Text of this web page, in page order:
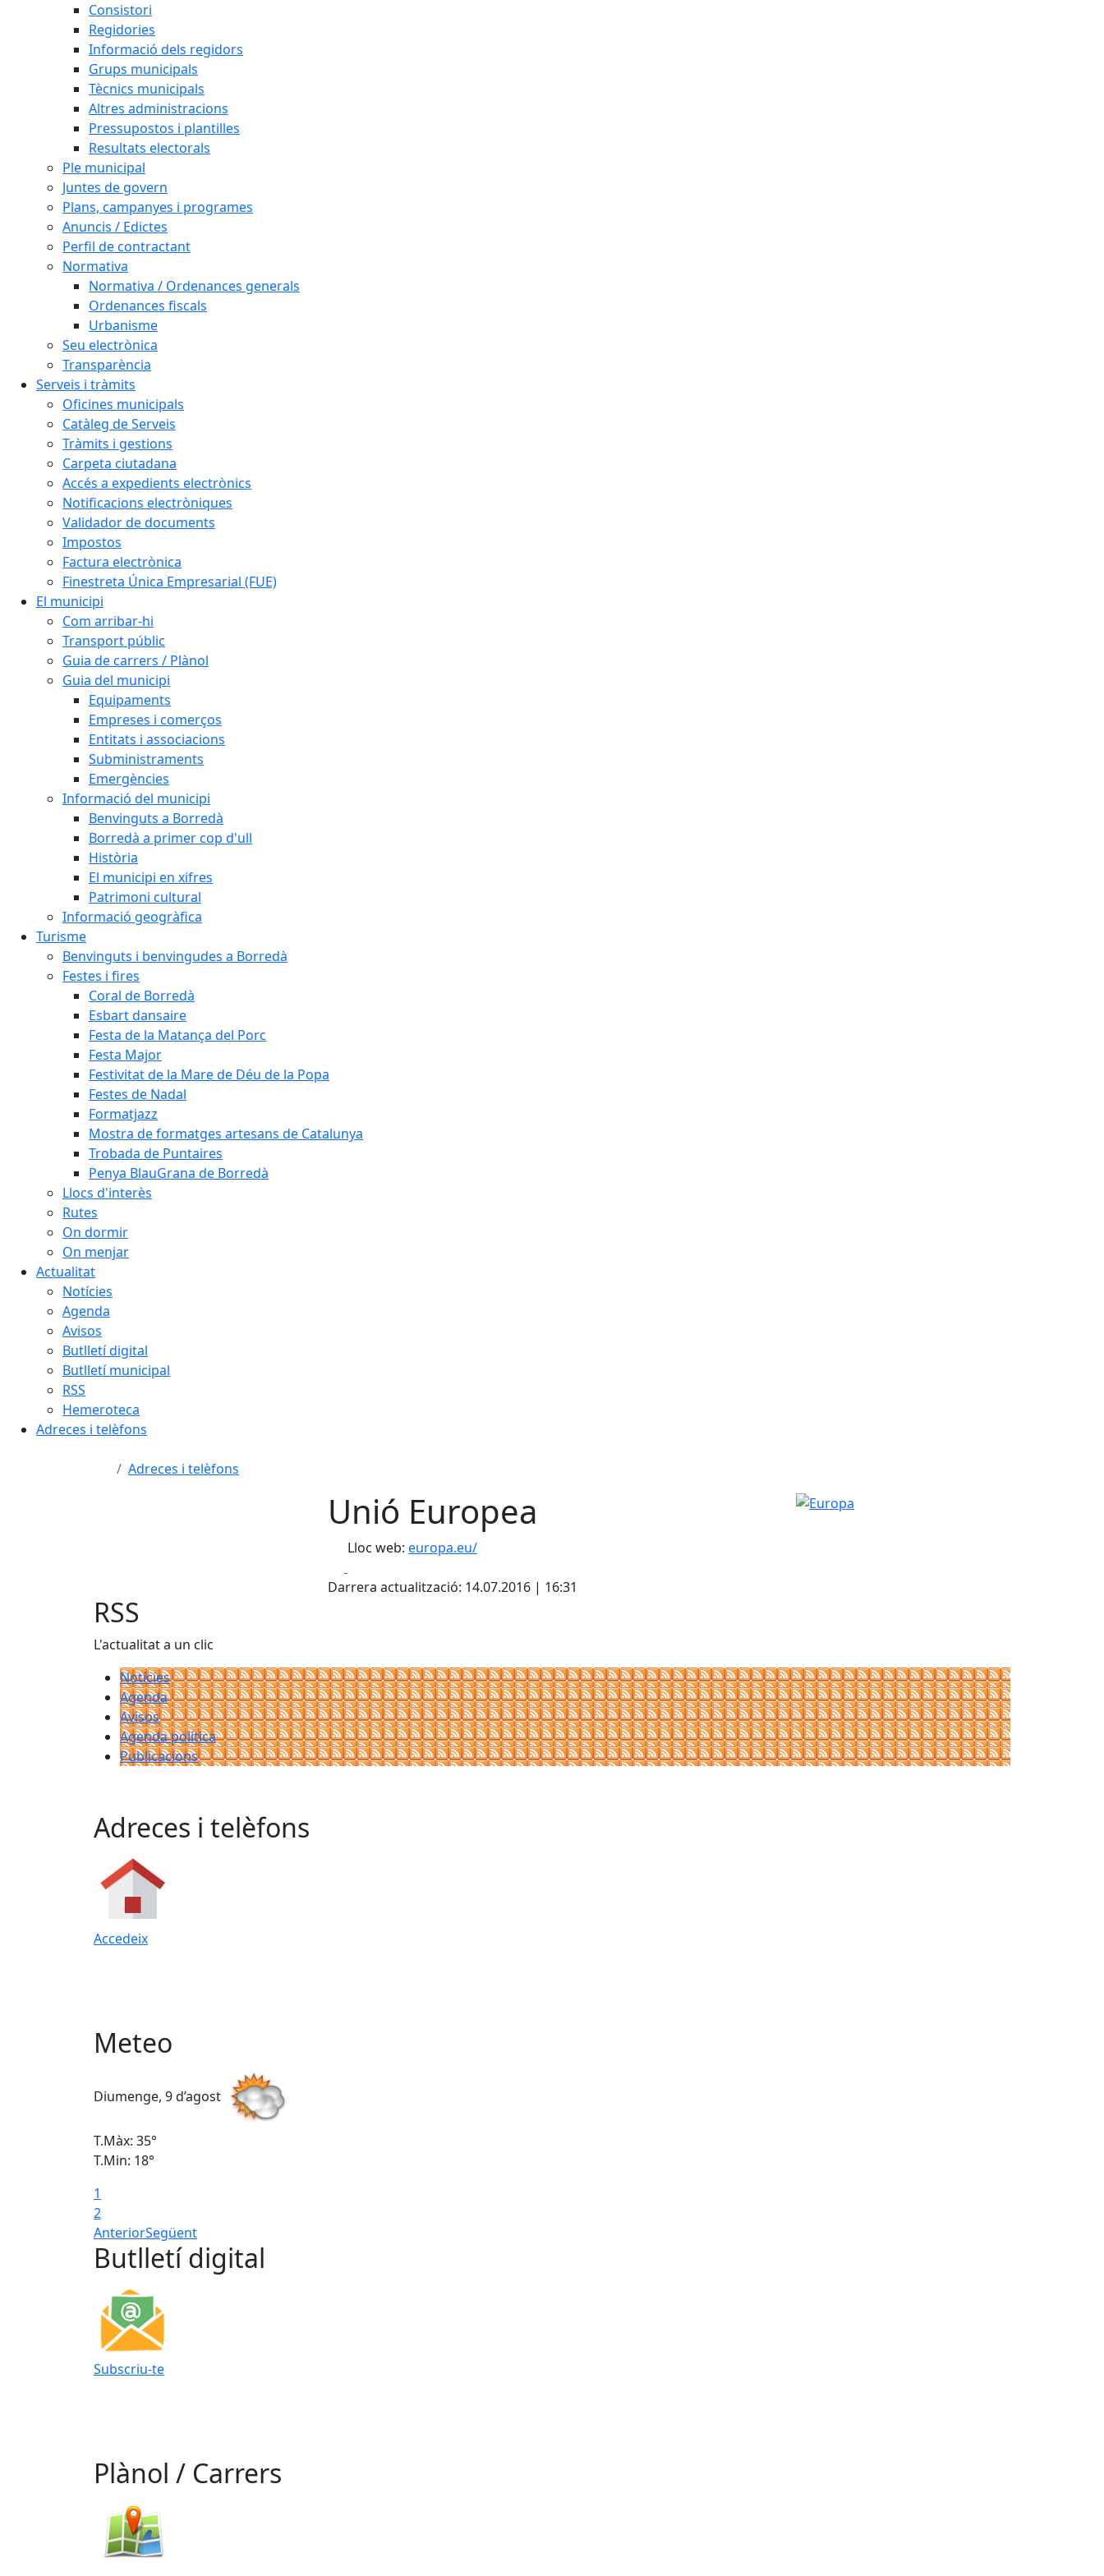
Consistori
Regidories
Informació dels regidors
Grups municipals
Tècnics municipals
Altres administracions
Pressupostos i plantilles
Resultats electorals
Ple municipal
Juntes de govern
Plans, campanyes i programes
Anuncis / Edictes
Perfil de contractant
Normativa
Normativa / Ordenances generals
Ordenances fiscals
Urbanisme
Seu electrònica
Transparència
Serveis i tràmits
Oficines municipals
Catàleg de Serveis
Tràmits i gestions
Carpeta ciutadana
Accés a expedients electrònics
Notificacions electròniques
Validador de documents
Impostos
Factura electrònica
Finestreta Única Empresarial (FUE)
El municipi
Com arribar-hi
Transport públic
Guia de carrers / Plànol
Guia del municipi
Equipaments
Empreses i comerços
Entitats i associacions
Subministraments
Emergències
Informació del municipi
Benvinguts a Borredà
Borredà a primer cop d'ull
Història
El municipi en xifres
Patrimoni cultural
Informació geogràfica
Turisme
Benvinguts i benvingudes a Borredà
Festes i fires
Coral de Borredà
Esbart dansaire
Festa de la Matança del Porc
Festa Major
Festivitat de la Mare de Déu de la Popa
Festes de Nadal
Formatjazz
Mostra de formatges artesans de Catalunya
Trobada de Puntaires
Penya BlauGrana de Borredà
Llocs d'interès
Rutes
On dormir
On menjar
Actualitat
Notícies
Agenda
Avisos
Butlletí digital
Butlletí municipal
RSS
Hemeroteca
Adreces i telèfons
Adreces i telèfons
Unió Europea
Lloc web: europa.eu/
Darrera actualització: 14.07.2016 | 16:31
Europa
RSS
L'actualitat a un clic
Notícies
Agenda
Avisos
Agenda política
Publicacions
Adreces i telèfons
Accedeix
Meteo
Diumenge, 9 d’agost
T.Màx: 35°
T.Min: 18°
1
2
AnteriorSegüent
Butlletí digital
Subscriu-te
Plànol / Carrers